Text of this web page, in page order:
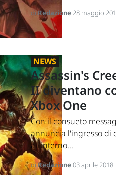
diRedazione28 maggio
NEWS
Assassin's
II diventano
Xbox One
Con il consueto
annuncia l'ingresso di
all'interno...
diRedazione03 aprile 2018